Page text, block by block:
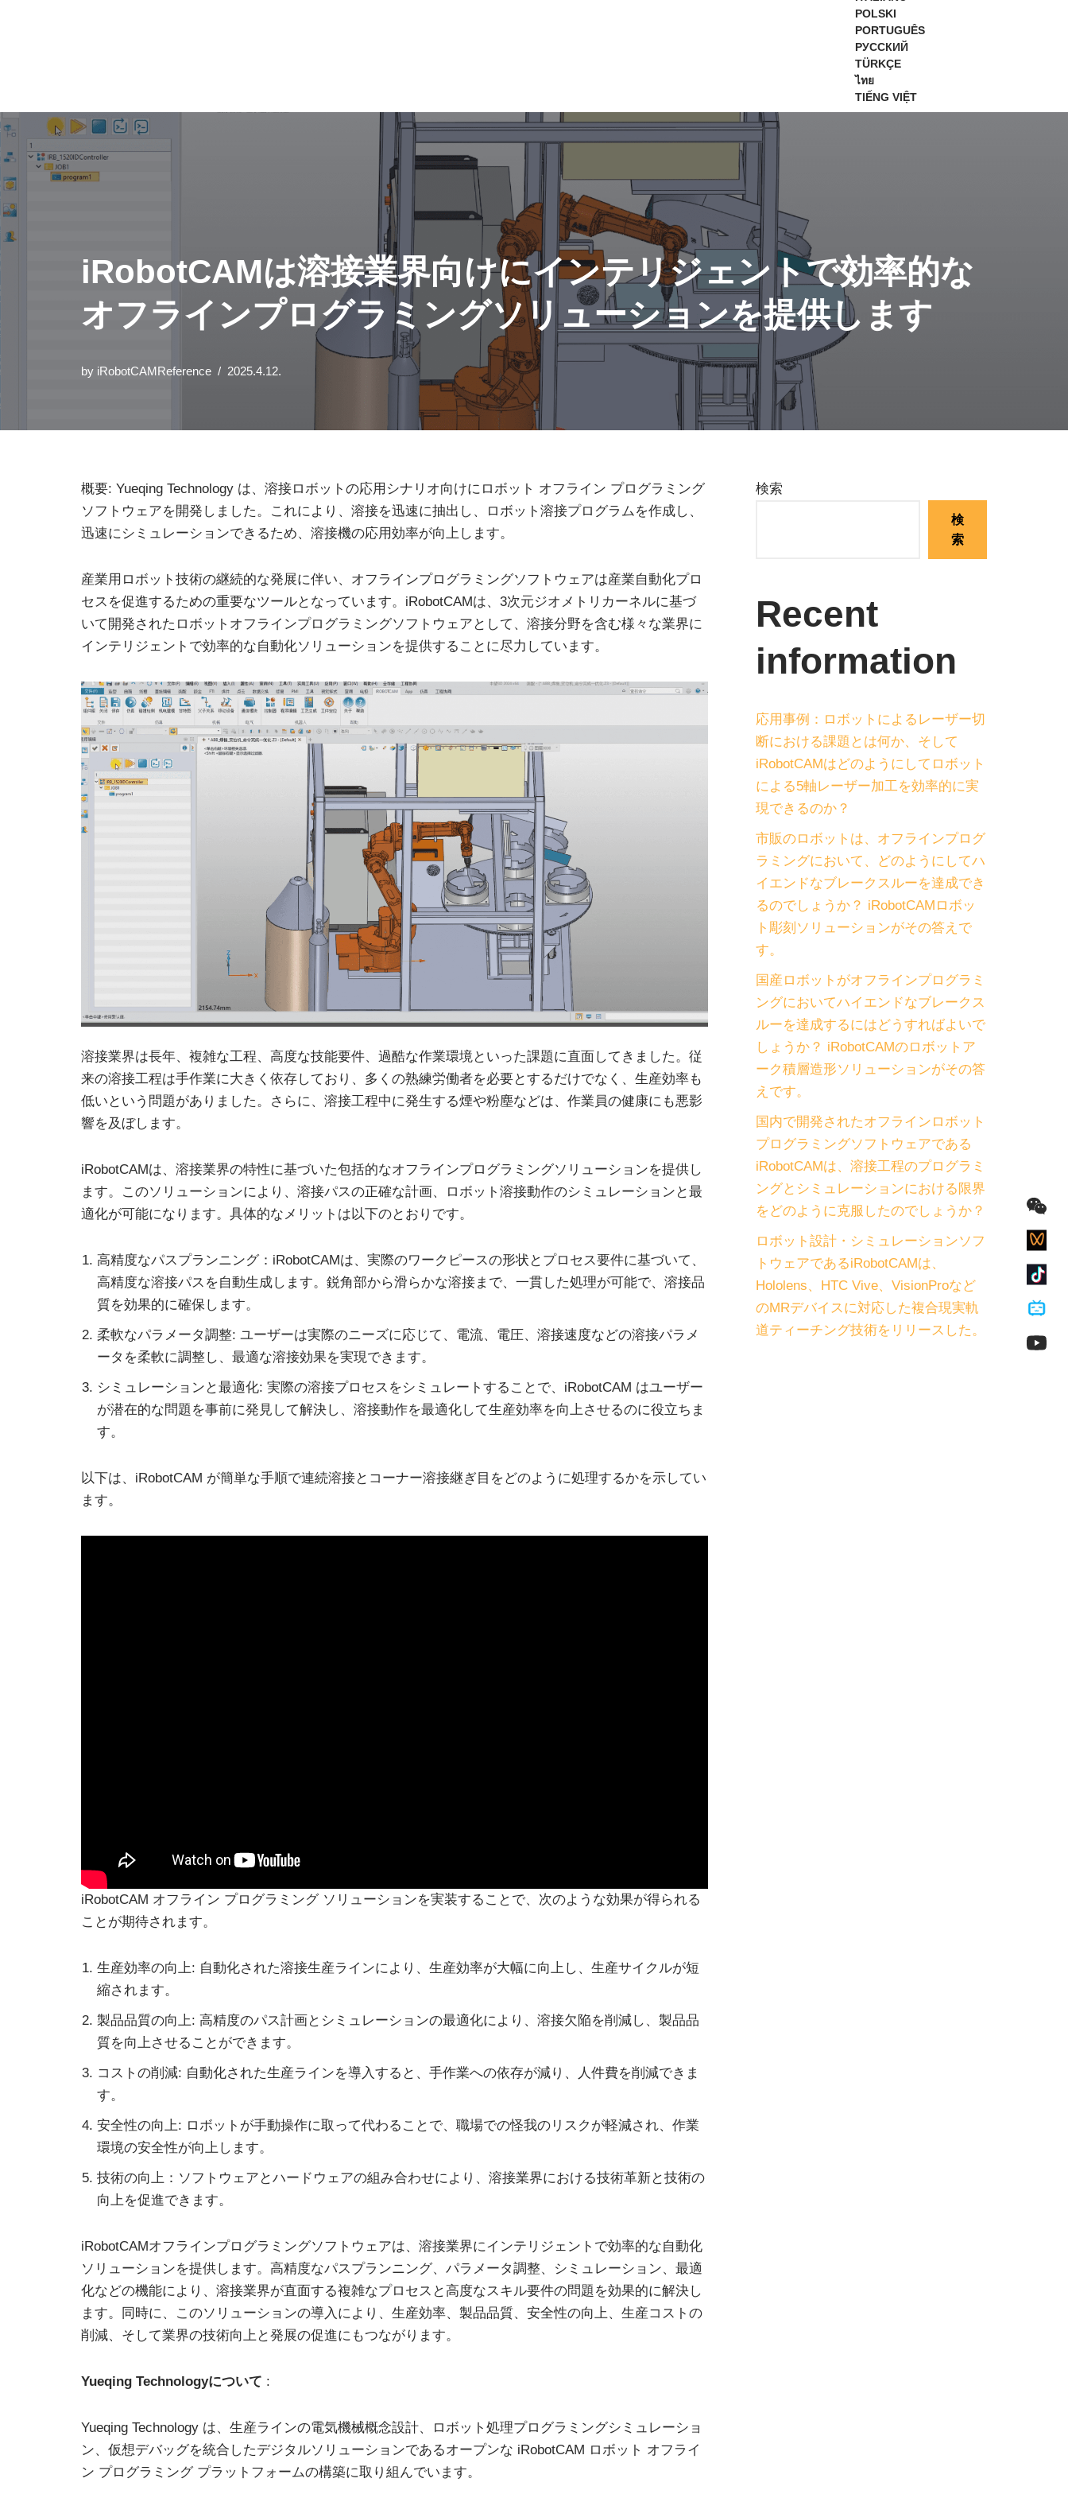
POLSKI
PORTUGUÊS
РУССКИЙ
TÜRKÇE
ไทย
TIẾNG VIỆT
iRobotCAMは溶接業界向けにインテリジェントで効率的な
オフラインプログラミングソリューションを提供します
by iRobotCAMReference 2025.4.12.
概要: Yueqing Technology は、溶接ロボットの応用シナリオ向けにロボット オフライン プログラミング
ソフトウェアを開発しました。これにより、溶接を迅速に抽出し、ロボット溶接プログラムを作成し、
迅速にシミュレーションできるため、溶接機の応用効率が向上します。
産業用ロボット技術の継続的な発展に伴い、オフラインプログラミングソフトウェアは産業自動化プロ
セスを促進するための重要なツールとなっています。iRobotCAMは、3次元ジオメトリカーネルに基づ
いて開発されたロボットオフラインプログラミングソフトウェアとして、溶接分野を含む様々な業界に
インテリジェントで効率的な自動化ソリューションを提供することに尽力しています。
溶接業界は長年、複雑な工程、高度な技能要件、過酷な作業環境といった課題に直面してきました。従
来の溶接工程は手作業に大きく依存しており、多くの熟練労働者を必要とするだけでなく、生産効率も
低いという問題がありました。さらに、溶接工程中に発生する煙や粉塵などは、作業員の健康にも悪影
響を及ぼします。
iRobotCAMは、溶接業界の特性に基づいた包括的なオフラインプログラミングソリューションを提供し
ます。このソリューションにより、溶接パスの正確な計画、ロボット溶接動作のシミュレーションと最
適化が可能になります。具体的なメリットは以下のとおりです。
高精度なパスプランニング：iRobotCAMは、実際のワークピースの形状とプロセス要件に基づいて、
高精度な溶接パスを自動生成します。鋭角部から滑らかな溶接まで、一貫した処理が可能で、溶接品
質を効果的に確保します。
柔軟なパラメータ調整: ユーザーは実際のニーズに応じて、電流、電圧、溶接速度などの溶接パラメ
ータを柔軟に調整し、最適な溶接効果を実現できます。
シミュレーションと最適化: 実際の溶接プロセスをシミュレートすることで、iRobotCAM はユーザー
が潜在的な問題を事前に発見して解決し、溶接動作を最適化して生産効率を向上させるのに役立ちま
す。
以下は、iRobotCAM が簡単な手順で連続溶接とコーナー溶接継ぎ目をどのように処理するかを示してい
ます。
iRobotCAM オフライン プログラミング ソリューションを実装することで、次のような効果が得られる
ことが期待されます。
生産効率の向上: 自動化された溶接生産ラインにより、生産効率が大幅に向上し、生産サイクルが短
縮されます。
製品品質の向上: 高精度のパス計画とシミュレーションの最適化により、溶接欠陥を削減し、製品品
質を向上させることができます。
コストの削減: 自動化された生産ラインを導入すると、手作業への依存が減り、人件費を削減できま
す。
安全性の向上: ロボットが手動操作に取って代わることで、職場での怪我のリスクが軽減され、作業
環境の安全性が向上します。
技術の向上：ソフトウェアとハ​​ードウェアの組み合わせにより、溶接業界における技術革新と技術の
向上を促進できます。
iRobotCAMオフラインプログラミングソフトウェアは、溶接業界にインテリジェントで効率的な自動化
ソリューションを提供します。高精度なパスプランニング、パラメータ調整、シミュレーション、最適
化などの機能により、溶接業界が直面する複雑なプロセスと高度なスキル要件の問題を効果的に解決し
ます。同時に、このソリューションの導入により、生産効率、製品品質、安全性の向上、生産コストの
削減、そして業界の技術向上と発展の促進にもつながります。
Yueqing Technologyについて :
Yueqing Technology は、生産ラインの電気機械概念設計、ロボット処理プログラミングシミュレーショ
ン、仮想デバッグを統合したデジタルソリューションであるオープンな iRobotCAM ロボット オフライ
ン プログラミング プラットフォームの構築に取り組んでいます。
検索
検
索
Recent
information
応用事例：ロボットによるレーザー切
断における課題とは何か、そして
iRobotCAMはどのようにしてロボット
による5軸レーザー加工を効率的に実
現できるのか？
市販のロボットは、オフラインプログ
ラミングにおいて、どのようにしてハ
イエンドなブレークスルーを達成でき
るのでしょうか？ iRobotCAMロボッ
ト彫刻ソリューションがその答えで
す。
国産ロボットがオフラインプログラミ
ングにおいてハイエンドなブレークス
ルーを達成するにはどうすればよいで
しょうか？ iRobotCAMのロボットア
ーク積層造形ソリューションがその答
えです。
国内で開発されたオフラインロボット
プログラミングソフトウェアである
iRobotCAMは、溶接工程のプログラミ
ングとシミュレーションにおける限界
をどのように克服したのでしょうか？
ロボット設計・シミュレーションソフ
トウェアであるiRobotCAMは、
Hololens、HTC Vive、VisionProなど
のMRデバイスに対応した複合現実軌
道ティーチング技術をリリースした。